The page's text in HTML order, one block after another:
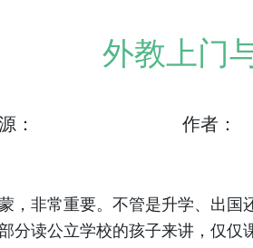
外教上门
： 作者：
，非常重要。不管是升学、出
分读公立学校的孩子来讲，仅